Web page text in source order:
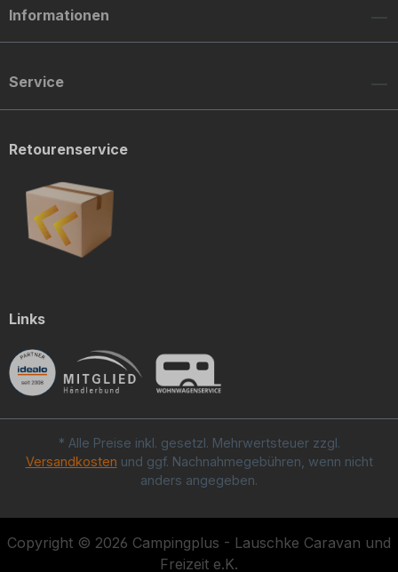
Informationen
Service
Retourenservice
Links
* Alle Preise inkl. gesetzl. Mehrwertsteuer zzgl.
Versandkosten und ggf. Nachnahmegebühren, wenn nicht
anders angegeben.
Copyright © 2026 Campingplus - Lauschke Caravan und
Freizeit e.K.